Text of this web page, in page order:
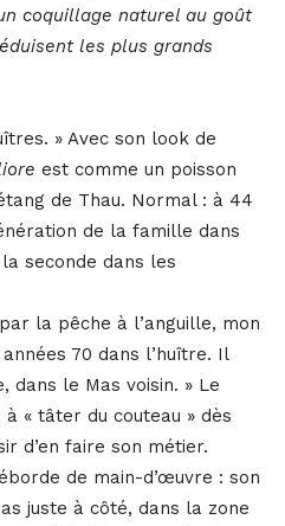
coquillage naturel au goût
les plus grands
» Avec son look de
est comme un poisson
de Thau. Normal : à 44
de la famille dans
seconde dans les
la pêche à l’anguille, mon
70 dans l’huître. Il
dans le Mas voisin. » Le
« tâter du couteau » dès
d’en faire son métier.
de main-d’œuvre : son
juste à côté, dans la zone